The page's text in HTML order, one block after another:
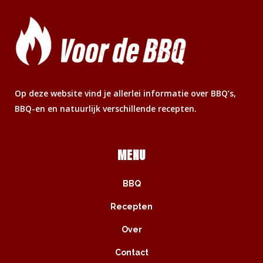
Op deze website vind je allerlei informatie over BBQ’s,
BBQ-en en natuurlijk verschillende recepten.
MENU
BBQ
Recepten
Over
Contact